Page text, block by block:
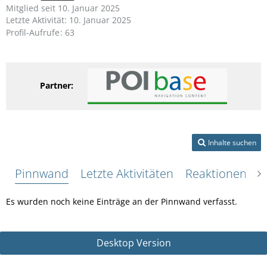
Mitglied seit 10. Januar 2025
Letzte Aktivität: 10. Januar 2025
Profil-Aufrufe 63
Partner:
Inhalte suchen
Pinnwand Letzte Aktivitäten Reaktionen
Es wurden noch keine Einträge an der Pinnwand verfasst.
Desktop Version